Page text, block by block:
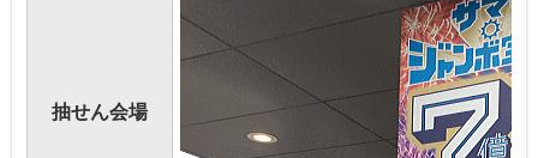
抽せん会場